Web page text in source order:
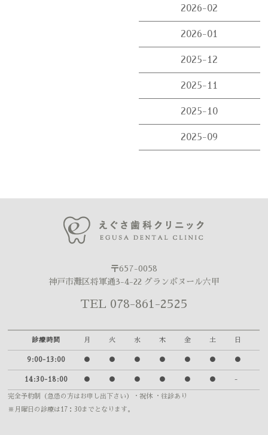
2026-02
2026-01
2025-12
2025-11
2025-10
2025-09
〒657-0058
神戸市灘区将軍通3-4-22 グランボヌール六甲
TEL 078-861-2525
診療時間 月 火 水 木 金 土 日
9:00-13:00 ● ● ● ● ● ● ●
14:30-18:00 ● ● ● ● ● ● -
完全予約制（急患の方はお申し出下さい）
・祝休 ・往診あり
※月曜日の診療は17：30までとなります。